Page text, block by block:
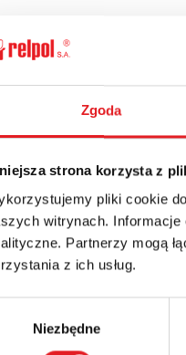
Zgoda
strona korzysta z
pliki cookie
witrynach.
Partnerzy mogą
z ich usług.
Niezbędne